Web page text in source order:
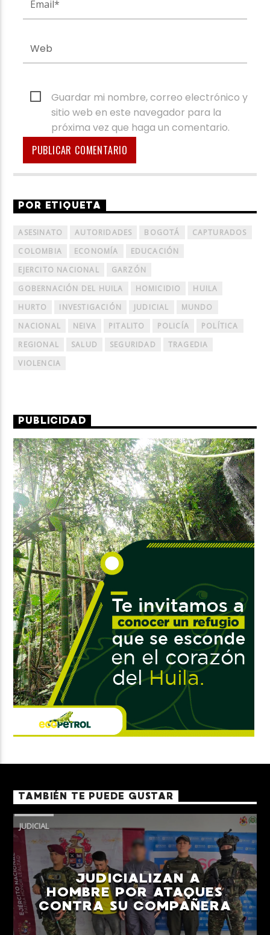
Guardar mi nombre, correo electrónico y
sitio web en este navegador para la
próxima vez que haga un comentario.
POR ETIQUETA
ASESINATO AUTORIDADES BOGOTÁ
CAPTURADOS
COLOMBIA
ECONOMÍA
EDUCACIÓN
EJERCITO NACIONAL
GARZÓN
GOBERNACIÓN DEL HUILA
HOMICIDIO
HUILA
HURTO
INVESTIGACIÓN JUDICIAL
MUNDO
NACIONAL
NEIVA PITALITO POLICÍA
POLÍTICA
REGIONAL
SALUD SEGURIDAD
TRAGEDIA
VIOLENCIA
PUBLICIDAD
TAMBIÉN TE PUEDE GUSTAR
JUDICIAL
JUDICIALIZAN A
HOMBRE POR ATAQUES
CONTRA SU COMPAÑERA